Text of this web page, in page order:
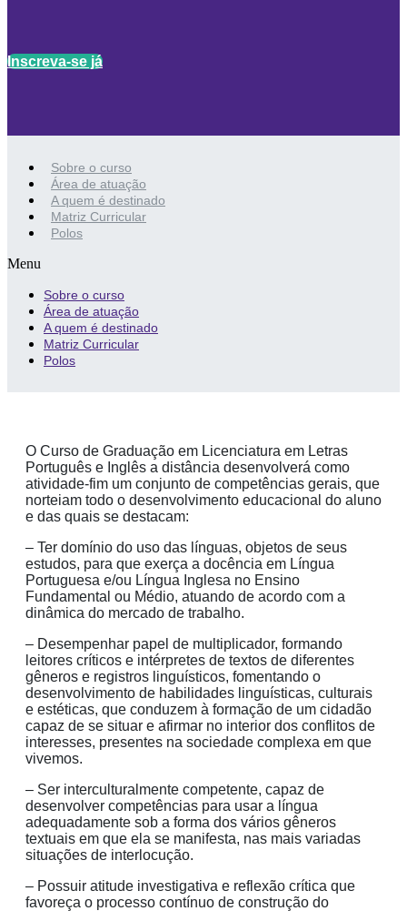
Inscreva-se já
Sobre o curso
Área de atuação
A quem é destinado
Matriz Curricular
Polos
Menu
Sobre o curso
Área de atuação
A quem é destinado
Matriz Curricular
Polos
O Curso de Graduação em Licenciatura em Letras
Português e Inglês a distância desenvolverá como
atividade-fim um conjunto de competências gerais, que
norteiam todo o desenvolvimento educacional do aluno
e das quais se destacam:
– Ter domínio do uso das línguas, objetos de seus
estudos, para que exerça a docência em Língua
Portuguesa e/ou Língua Inglesa no Ensino
Fundamental ou Médio, atuando de acordo com a
dinâmica do mercado de trabalho.
– Desempenhar papel de multiplicador, formando
leitores críticos e intérpretes de textos de diferentes
gêneros e registros linguísticos, fomentando o
desenvolvimento de habilidades linguísticas, culturais
e estéticas, que conduzem à formação de um cidadão
capaz de se situar e afirmar no interior dos conflitos de
interesses, presentes na sociedade complexa em que
vivemos.
– Ser interculturalmente competente, capaz de
desenvolver competências para usar a língua
adequadamente sob a forma dos vários gêneros
textuais em que ela se manifesta, nas mais variadas
situações de interlocução.
– Possuir atitude investigativa e reflexão crítica que
favoreça o processo contínuo de construção do